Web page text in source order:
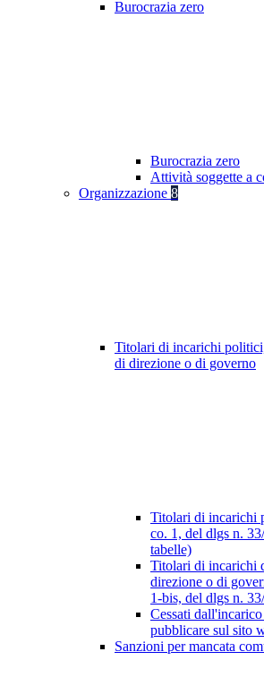
Burocrazia zero
Burocrazia zero
Attività soggette a
Organizzazione 8
Titolari di incarichi
di direzione o di governo
Titolari di incarichi
co. 1, del dlgs n.
tabelle)
Titolari di incarichi
direzione o di
1-bis, del dlgs n.
Cessati
pubblicare sul sito
Sanzioni per mancata